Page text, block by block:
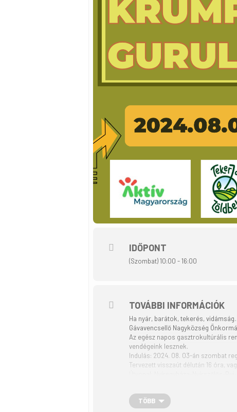
IDŐPONT
(Szombat) 10:00 - 16:00
TOVÁBBI INFORMÁCIÓK
Ha nyár, barátok, tekerés,
Gávavencsellő Nagyközség
Az egész napos gasztrokultúrális
vendégeink lesznek.
Indulás: 2024. 08. 03-án szombat
Tervezett visszaút délután 16 óra,
Részvételi díj: 1.500 Ft
REGISZTRÁCIÓ:
TÖBB